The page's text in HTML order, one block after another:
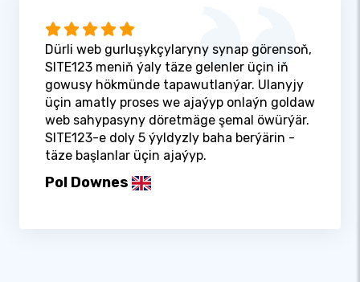
Dürli web gurluşykçylaryny synap görensoň,
SITE123 meniň ýaly täze gelenler üçin iň
gowusy hökmünde tapawutlanýar. Ulanyjy
üçin amatly proses we ajaýyp onlaýn goldaw
web sahypasyny döretmäge şemal öwürýär.
SITE123-e doly 5 ýyldyzly baha berýärin -
täze başlanlar üçin ajaýyp.
Pol Downes